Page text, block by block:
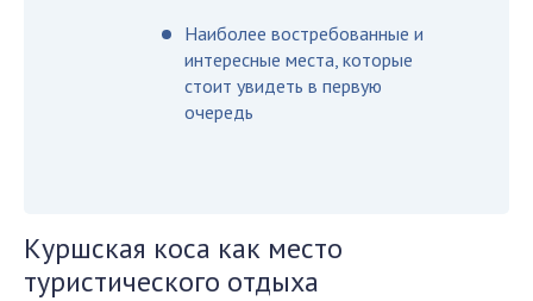
Наиболее востребованные и
интересные места, которые
стоит увидеть в первую
очередь
Куршская коса как место
туристического отдыха